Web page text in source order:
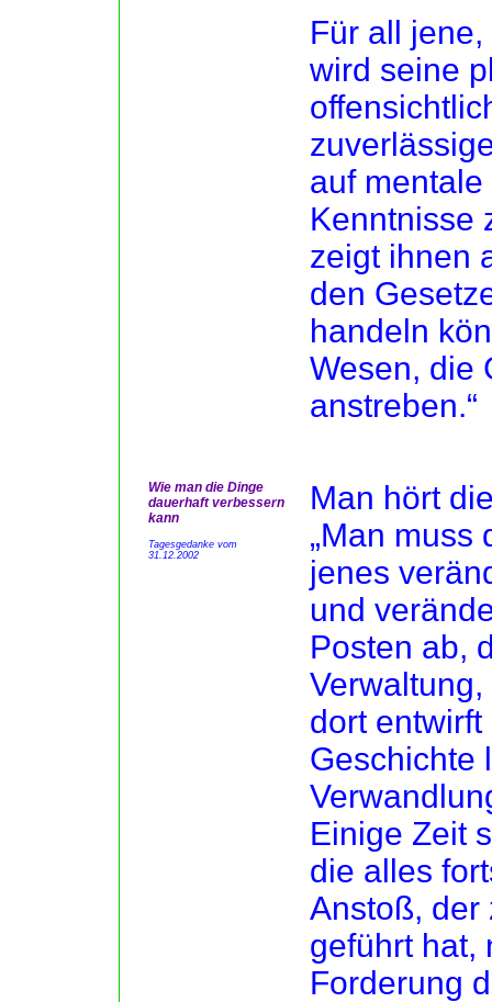
Für all
wird seine
auf
Kenntnisse
zeigt ihnen
den
handeln
Wesen, die
anstreben.“
Wie man die Dinge
dauerhaft verbessern
kann
Tagesgedanke vom
31.12.2002
Man hört
„Man muss
jenes
und
Posten ab,
dort
Geschichte
Einige Zeit
die alles
Anstoß, der
geführt hat,
Forderung